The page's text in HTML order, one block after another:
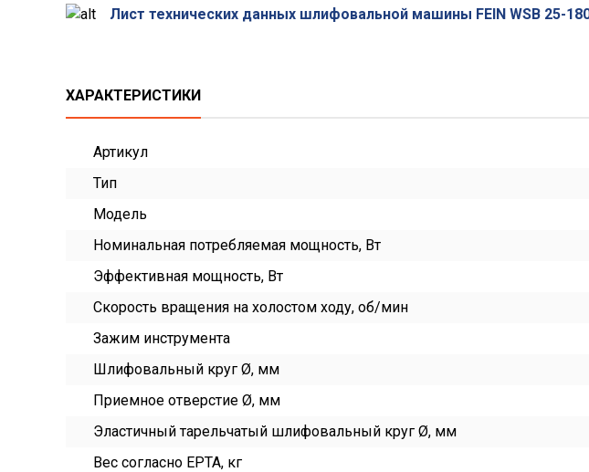
Лист технических данных шлифовальной машины FEIN WSB 25-
ХАРАКТЕРИСТИКИ
Артикул
Тип
Модель
Номинальная потребляемая мощность, Вт
Эффективная мощность, Вт
Скорость вращения на холостом ходу, об/мин
Зажим инструмента
Шлифовальный круг Ø, мм
Приемное отверстие Ø, мм
Эластичный тарельчатый шлифовальный круг Ø, мм
Вес согласно EPTA, кг